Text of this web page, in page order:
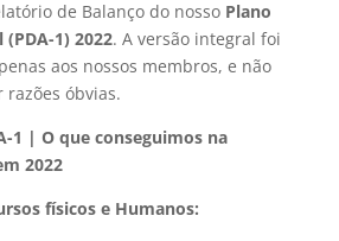
de Balanço do nosso Plano
1) 2022. A versão integral foi
aos nossos membros, e não
óbvias.
1 | O que conseguimos na
2022
físicos e Humanos: